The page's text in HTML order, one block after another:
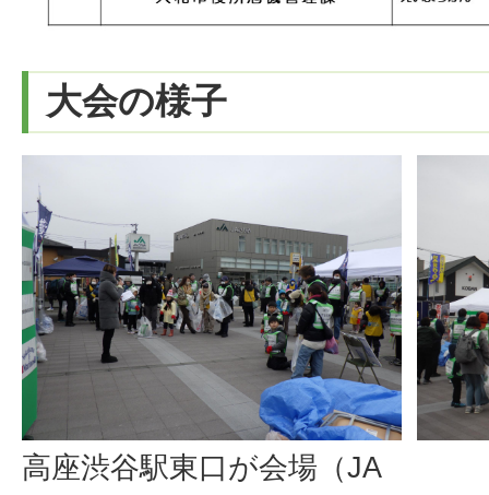
大会の様子
高座渋谷駅東口が会場（JA